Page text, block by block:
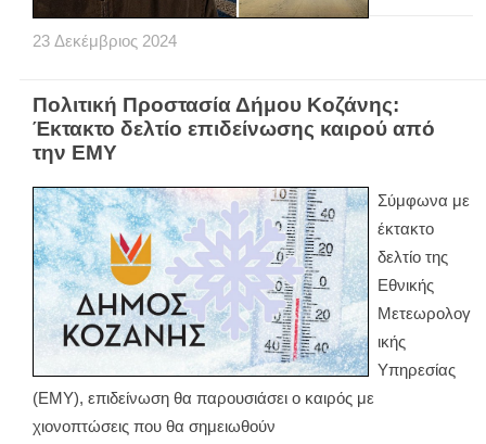
23 Δεκέμβριος 2024
Πολιτική Προστασία Δήμου Κοζάνης:
Έκτακτο δελτίο επιδείνωσης καιρού από
την ΕΜΥ
Σύμφωνα με
έκτακτο
δελτίο της
Εθνικής
Μετεωρολογ
ικής
Υπηρεσίας
(ΕΜΥ), επιδείνωση θα παρουσιάσει ο καιρός με
χιονοπτώσεις που θα σημειωθούν